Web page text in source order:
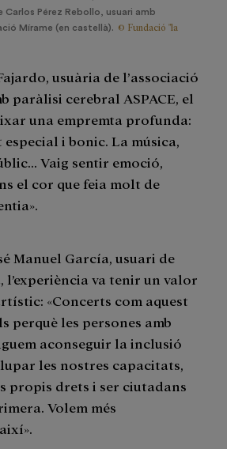
Carlos Pérez Rebollo, usuari amb
Mírame (en castellà). © Fundació "la
usuària de l’associació
paràlisi cerebral ASPACE, el
una empremta profunda:
i bonic. La música,
Vaig sentir emoció,
el cor que feia molt de
Manuel García, usuari de
l’experiència va tenir un valor
«Concerts com aquest
perquè les persones amb
aconseguir la inclusió
les nostres capacitats,
propis drets i ser ciutadans
Volem més